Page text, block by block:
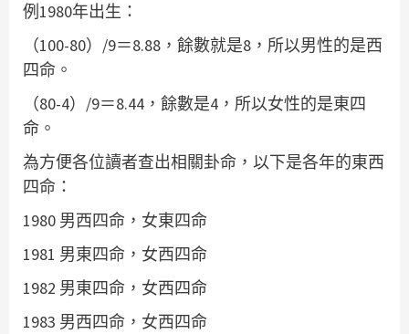
例1980年出生：
（100-80）/9＝8.88，餘數就是8，所以男性的是西
四命。
（80-4）/9＝8.44，餘數是4，所以女性的是東四
命。
為方便各位讀者查出相關卦命，以下是各年的東西
四命：
1980 男西四命，女東四命
1981 男東四命，女西四命
1982 男東四命，女西四命
1983 男西四命，女西四命